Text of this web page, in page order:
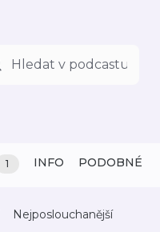
1 INFO PODOBNÉ
Nejposlouchanější